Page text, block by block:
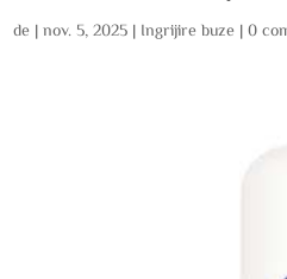
de |nov. 5, 2025 | Ingrijire buze |0